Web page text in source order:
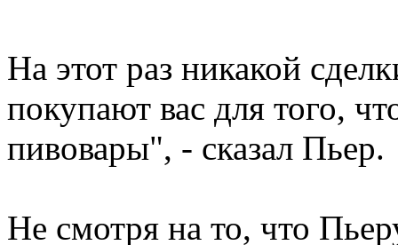
На этот раз никакой
покупают вас для того,
пивовары", - сказал Пьер.
Не смотря на то, что